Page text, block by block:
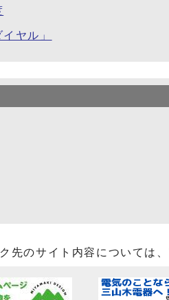
ヤル」
先のサイト内容については